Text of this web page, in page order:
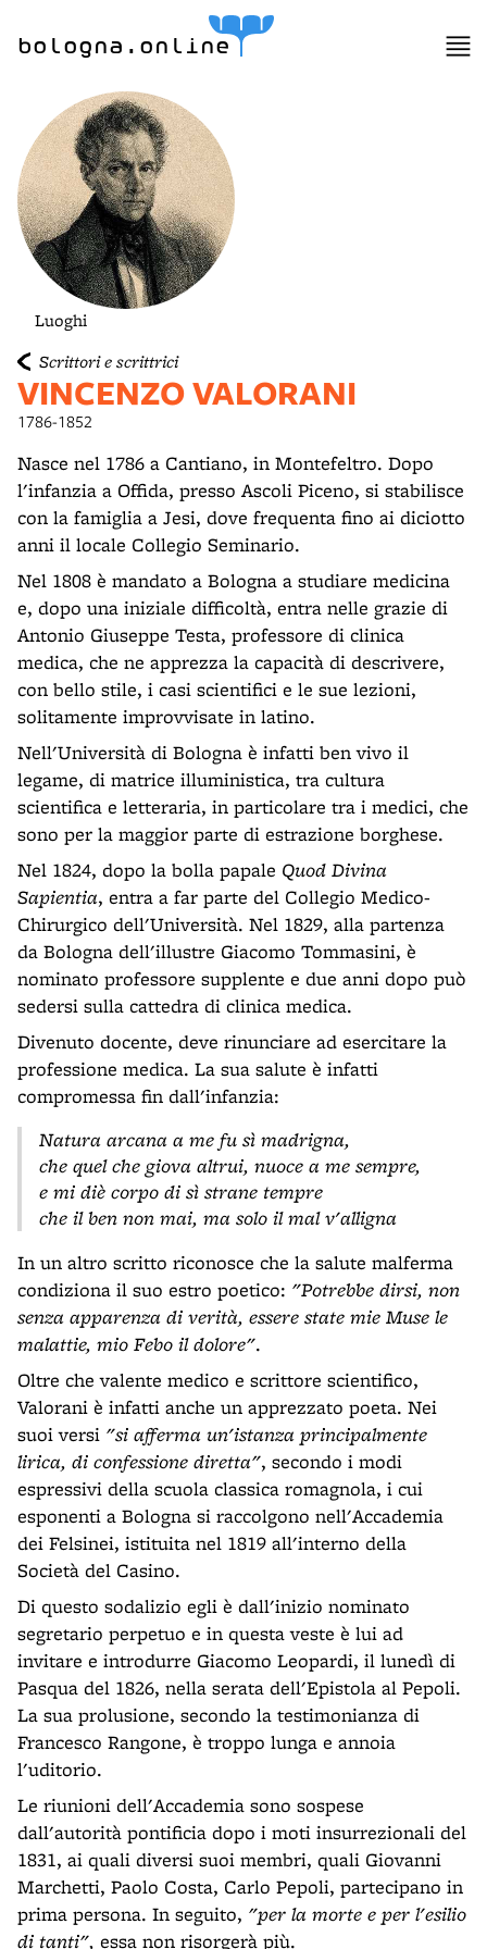
bologna.online
Luoghi
Scrittori e scrittrici
VINCENZO VALORANI
1786-1852
Nasce nel 1786 a Cantiano, in Montefeltro. Dopo
l'infanzia a Offida, presso Ascoli Piceno, si stabilisce
con la famiglia a Jesi, dove frequenta fino ai diciotto
anni il locale Collegio Seminario.
Nel 1808 è mandato a Bologna a studiare medicina
e, dopo una iniziale difficoltà, entra nelle grazie di
Antonio Giuseppe Testa, professore di clinica
medica, che ne apprezza la capacità di descrivere,
con bello stile, i casi scientifici e le sue lezioni,
solitamente improvvisate in latino.
Nell'Università di Bologna è infatti ben vivo il
legame, di matrice illuministica, tra cultura
scientifica e letteraria, in particolare tra i medici, che
sono per la maggior parte di estrazione borghese.
Nel 1824, dopo la bolla papale Quod Divina
Sapientia, entra a far parte del Collegio Medico-
Chirurgico dell'Università. Nel 1829, alla partenza
da Bologna dell'illustre Giacomo Tommasini, è
nominato professore supplente e due anni dopo può
sedersi sulla cattedra di clinica medica.
Divenuto docente, deve rinunciare ad esercitare la
professione medica. La sua salute è infatti
compromessa fin dall'infanzia:
Natura arcana a me fu sì madrigna,
che quel che giova altrui, nuoce a me sempre,
e mi diè corpo di sì strane tempre
che il ben non mai, ma solo il mal v'alligna
In un altro scritto riconosce che la salute malferma
condiziona il suo estro poetico: "Potrebbe dirsi, non
senza apparenza di verità, essere state mie Muse le
malattie, mio Febo il dolore".
Oltre che valente medico e scrittore scientifico,
Valorani è infatti anche un apprezzato poeta. Nei
suoi versi "si afferma un'istanza principalmente
lirica, di confessione diretta", secondo i modi
espressivi della scuola classica romagnola, i cui
esponenti a Bologna si raccolgono nell'Accademia
dei Felsinei, istituita nel 1819 all'interno della
Società del Casino.
Di questo sodalizio egli è dall'inizio nominato
segretario perpetuo e in questa veste è lui ad
invitare e introdurre Giacomo Leopardi, il lunedì di
Pasqua del 1826, nella serata dell'Epistola al Pepoli.
La sua prolusione, secondo la testimonianza di
Francesco Rangone, è troppo lunga e annoia
l'uditorio.
Le riunioni dell'Accademia sono sospese
dall'autorità pontificia dopo i moti insurrezionali del
1831, ai quali diversi suoi membri, quali Giovanni
Marchetti, Paolo Costa, Carlo Pepoli, partecipano in
prima persona. In seguito, "per la morte e per l'esilio
di tanti", essa non risorgerà più.